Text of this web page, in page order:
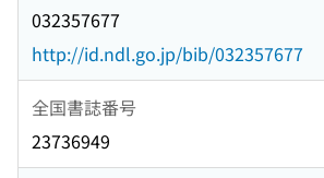
032357677
http://id.ndl.go.jp/bib/032357677
全国書誌番号
23736949